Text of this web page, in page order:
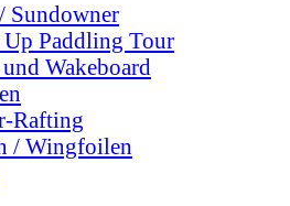
Sundowner
Up Paddling Tour
Wakeboard
Rafting
/ Wingfoilen